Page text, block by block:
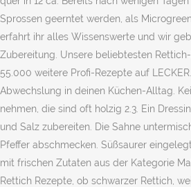
Sprossen geerntet werden, als
erfahrt ihr alles Wissenswerte und wir
Zubereitung. Unsere beliebtesten
55.000 weitere Profi-Rezepte auf
Abwechslung in deinen Küchen-Alltag.
nehmen, die sind oft holzig 2.3. Ein
und Salz zubereiten. Die Sahne
Pfeffer abschmecken. Süßsaurer
mit frischen Zutaten aus der Kategorie
Rettich Rezepte, ob schwarzer Rettich,